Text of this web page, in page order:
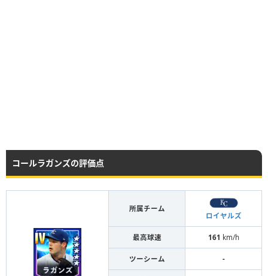
コールラガンズの評価点
所属チーム
ロイヤルズ
最高球速 161 km/h
ツーシーム -